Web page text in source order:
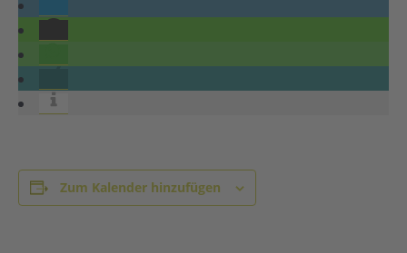
Zum Kalender hinzufügen